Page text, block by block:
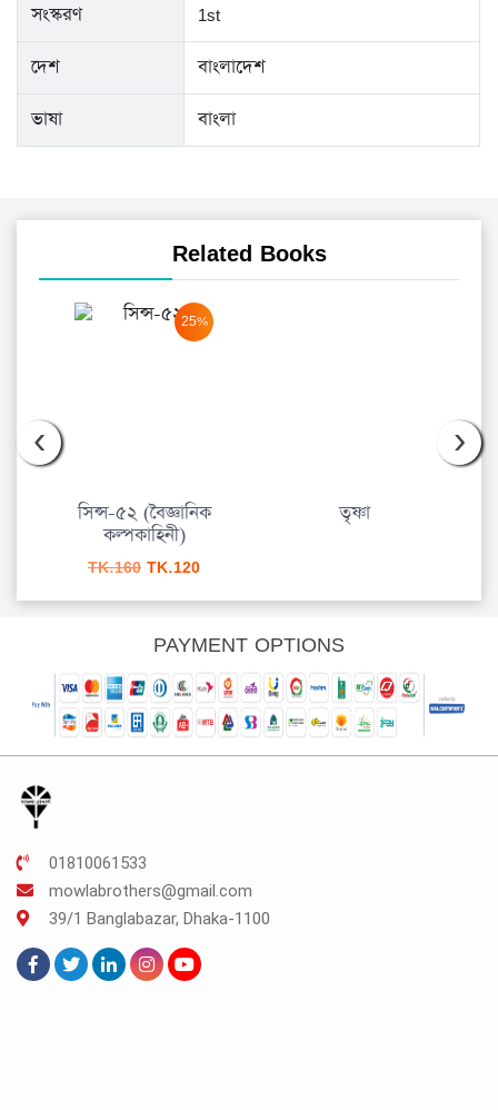
সংস্করণ 1st
দেশ বাংলাদেশ
ভাষা বাংলা
Related Books
25%
সিন্স-৫২ (বৈজ্ঞানিক
কল্পকাহিনী)
TK.160 Original
was:
TK.160.
TK.120Current
is:
TK.120.
তৃষ্ণা
‹ ›
PAYMENT OPTIONS
01810061533
mowlabrothers@gmail.com
39/1 Banglabazar, Dhaka-1100